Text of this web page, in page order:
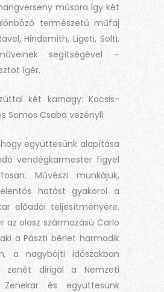
műsora így két
természetű műfaj
Hindemith, Ligeti, Solti,
segítségével –
ígér.
két karnagy: Kocsis-
Somos Csaba vezényli.
együttesünk alapítása
vendégkarmester figyel
Művészi munkájuk,
hatást gyakorol a
előadói teljesítményére.
az olasz származású Carlo
a Pászti bérlet harmadik
a nagyböjti időszakban
zenét dirigál a Nemzeti
Zenekar és együttesünk